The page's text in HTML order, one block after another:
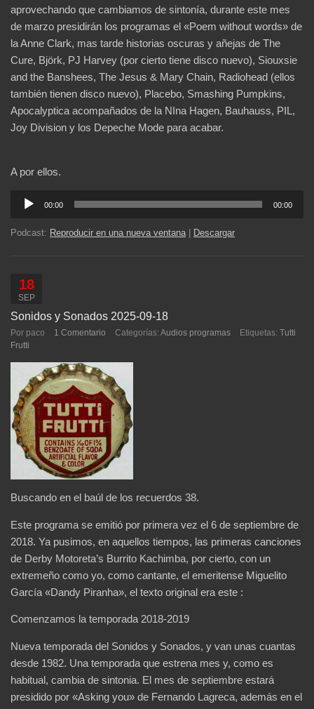
aprovechando que cambiamos de sintonía, durante este mes
de marzo presidirán los programas el «Poem without words» de
la Anne Clark, mas tarde historias oscuras y añejas de The
Cure, Björk, PJ Harvey (por cierto tiene disco nuevo), Siouxsie
and the Banshees, The Jesus & Mary Chain, Radiohead (ellos
también tienen disco nuevo), Placebo, Smashing Pumpkins,
Apocalyptica acompañados de la NIna Hagen, Bauhauss, PIL,
Joy Division y los Depeche Mode para acabar.
A por ellos.
Reproductor
audio
00:00 00:00
Podcast: Reproducir en una nueva ventana| Descargar
18
SEP
Sonidos y Sonados 2025-09-18
Por paco 1 Comentario Categorías: Audios programas Etiquetas: Tutti
Frutti
Buscando en el baúl de los recuerdos 38.
Este programa se emitió por primera vez el 6 de septiembre de
2018. Ya pusimos, en aquellos tiempos, las primeras canciones
de Derby Motoreta’s Burrito Kachimba, por cierto, con un
extremeño como yo, como cantante, el emeritense Miguelito
García «Dandy Piranha», el texto original era este :
Comenzamos la temporada 2018-2019
Nueva temporada del Sonidos y Sonados, y van unas cuantas
desde 1982. Una temporada que estrena mes y, como es
habitual, cambia de sintonia. El mes de septiembre estará
presidido por «Asking you» de Fernando Lagreca, además en el